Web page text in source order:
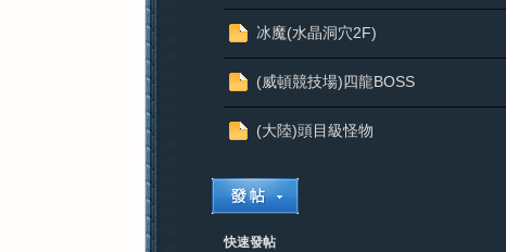
冰魔(水晶洞穴2F)
(威頓競技場)四龍BOSS
(大陸)頭目級怪物
快速發帖